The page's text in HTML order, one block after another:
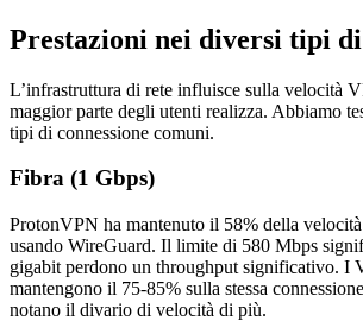
Prestazioni nei diversi tipi
L’infrastruttura di rete influisce sulla velocità
maggior parte degli utenti realizza. Abbiamo
tipi di connessione comuni.
Fibra (1 Gbps)
ProtonVPN ha mantenuto il 58% della
usando WireGuard. Il limite di 580 Mbps
gigabit perdono un throughput significativo. I
mantengono il 75-85% sulla stessa
notano il divario di velocità di più.